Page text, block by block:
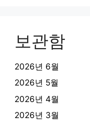
보관함
2026년 6월
2026년 5월
2026년 4월
2026년 3월